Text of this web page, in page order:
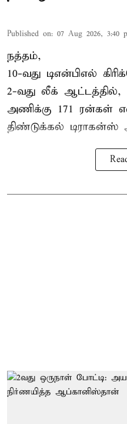
Published on: 07 Aug 2026, 3:40
நத்தம்,
10-வது டிஎன்பிஎல்
2-வது லீக்
அணிக்கு 171 ரன்கள்
திண்டுக்கல் டிராகன்ஸ்